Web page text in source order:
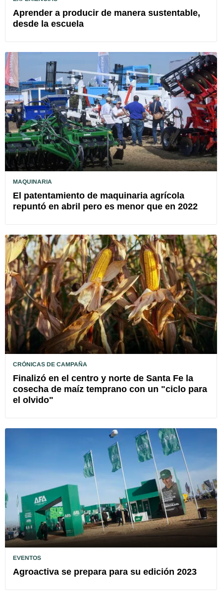
Aprender a producir de manera sustentable,
desde la escuela
MAQUINARIA
El patentamiento de maquinaria agrícola
repuntó en abril pero es menor que en 2022
CRÓNICAS DE CAMPAÑA
Finalizó en el centro y norte de Santa Fe la
cosecha de maíz temprano con un "ciclo para
el olvido"
EVENTOS
Agroactiva se prepara para su edición 2023